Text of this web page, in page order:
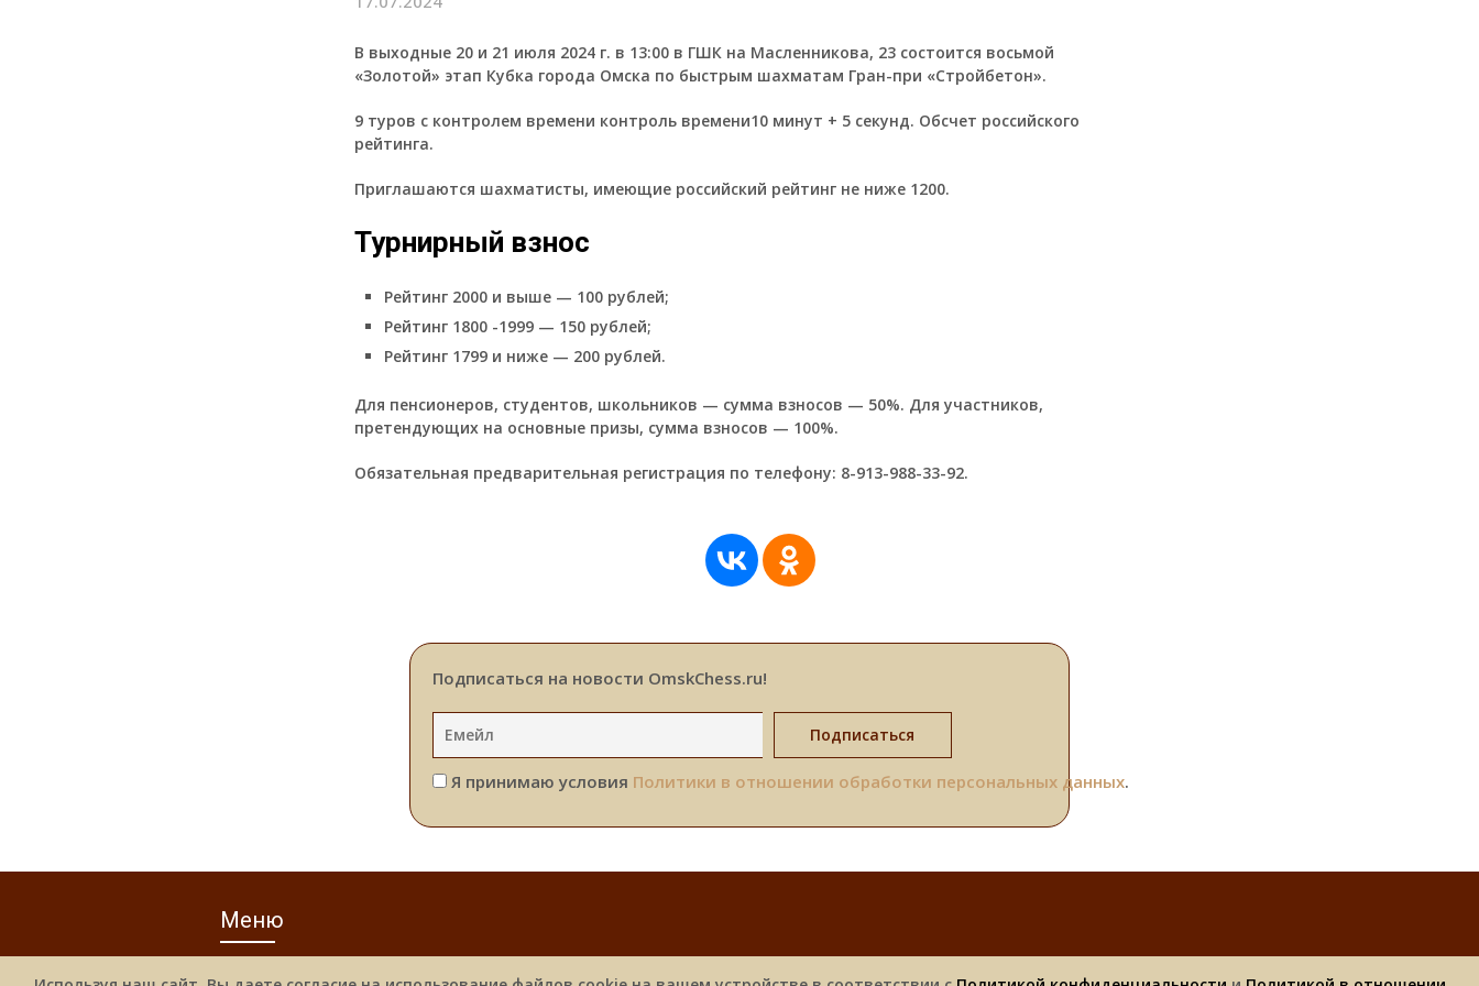
В выходные 20 и 21 июля 2024 г. в 13:00 в ГШК на Масленникова, 23 состоится восьмой
«Золотой» этап Кубка города Омска по быстрым шахматам Гран-при «Стройбетон».
9 туров с контролем времени контроль времени10 минут + 5 секунд. Обсчет российского
рейтинга.
Приглашаются шахматисты, имеющие российский рейтинг не ниже 1200.
Турнирный взнос
Рейтинг 2000 и выше — 100 рублей;
Рейтинг 1800 -1999 — 150 рублей;
Рейтинг 1799 и ниже — 200 рублей.
Для пенсионеров, студентов, школьников — сумма взносов — 50%. Для участников,
претендующих на основные призы, сумма взносов — 100%.
Обязательная предварительная регистрация по телефону: 8-913-988-33-92.
Подписаться на новости OmskChess.ru!
Я принимаю условия Политики в отношении обработки персональных данных.
Меню
Новости Фотоальбомы